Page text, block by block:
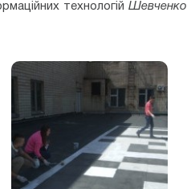
технологій Шевченко